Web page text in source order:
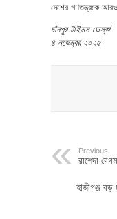
দেশের গণতন্ত্রকে
চাঁদপুর টাইমস ডেস্ক/
৪ নভেম্বর ২০২৫
Previous:
রাশেদা
হাজীগঞ্জ